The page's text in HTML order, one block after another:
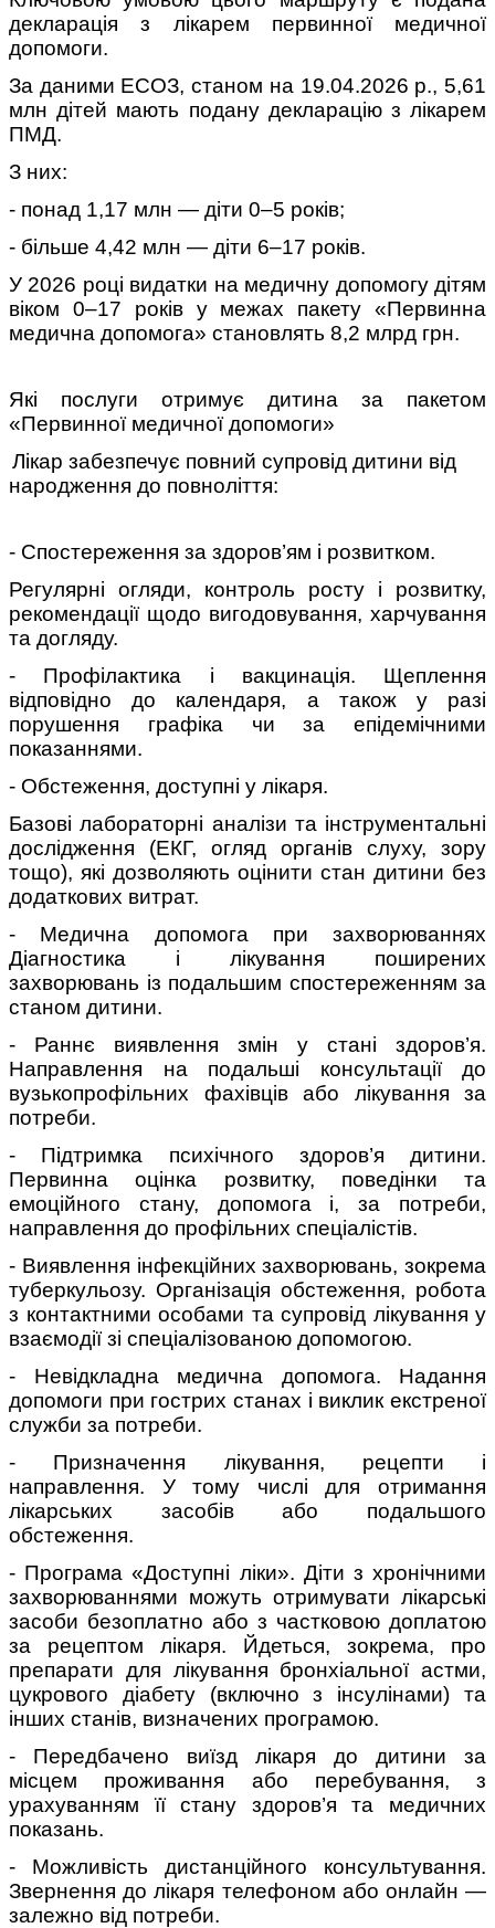
декларація з лікарем первинної медичної
допомоги.
За даними ЕСОЗ, станом на 19.04.2026 р., 5,61
млн дітей мають подану декларацію з лікарем
ПМД.
З них:
- понад 1,17 млн — діти 0–5 років;
- більше 4,42 млн — діти 6–17 років.
У 2026 році видатки на медичну допомогу дітям
віком 0–17 років у межах пакету «Первинна
медична допомога» становлять 8,2 млрд грн.
Які послуги отримує дитина за пакетом
«Первинної медичної допомоги»
Лікар забезпечує повний супровід дитини від
народження до повноліття:
- Спостереження за здоров’ям і розвитком.
Регулярні огляди, контроль росту і розвитку,
рекомендації щодо вигодовування, харчування
та догляду.
- Профілактика і вакцинація. Щеплення
відповідно до календаря, а також у разі
порушення графіка чи за епідемічними
показаннями.
- Обстеження, доступні у лікаря.
Базові лабораторні аналізи та інструментальні
дослідження (ЕКГ, огляд органів слуху, зору
тощо), які дозволяють оцінити стан дитини без
додаткових витрат.
- Медична допомога при захворюваннях
Діагностика і лікування поширених
захворювань із подальшим спостереженням за
станом дитини.
- Раннє виявлення змін у стані здоров’я.
Направлення на подальші консультації до
вузькопрофільних фахівців або лікування за
потреби.
- Підтримка психічного здоров’я дитини.
Первинна оцінка розвитку, поведінки та
емоційного стану, допомога і, за потреби,
направлення до профільних спеціалістів.
- Виявлення інфекційних захворювань, зокрема
туберкульозу. Організація обстеження, робота
з контактними особами та супровід лікування у
взаємодії зі спеціалізованою допомогою.
- Невідкладна медична допомога. Надання
допомоги при гострих станах і виклик екстреної
служби за потреби.
- Призначення лікування, рецепти і
направлення. У тому числі для отримання
лікарських засобів або подальшого
обстеження.
- Програма «Доступні ліки». Діти з хронічними
захворюваннями можуть отримувати лікарські
засоби безоплатно або з частковою доплатою
за рецептом лікаря. Йдеться, зокрема, про
препарати для лікування бронхіальної астми,
цукрового діабету (включно з інсулінами) та
інших станів, визначених програмою.
- Передбачено виїзд лікаря до дитини за
місцем проживання або перебування, з
урахуванням її стану здоров’я та медичних
показань.
- Можливість дистанційного консультування.
Звернення до лікаря телефоном або онлайн —
залежно від потреби.